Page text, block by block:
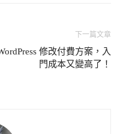
下一篇文章
修改付費方案，入
門成本又變高了！